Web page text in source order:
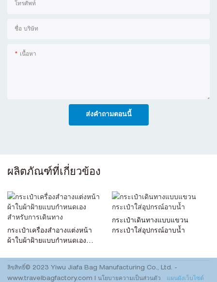
โทรศัพท์
ชื่อ บริษัท
เนื้อหา
ส่งคำถามตอนนี้
ผลิตภัณฑ์ที่เกี่ยวข้อง
กระเป๋าเครื่องสำอางแต่งหน้า
ผ้าใบผ้าฝ้ายแบบกำหนดเอง
กระเป๋าเดินทางแบบแขวน
กระเป๋าใส่อุปกรณ์อาบน้ำ
ลิขสิทธิ์© 2023 Yiwu Jiafa Bag Manufacturing Co., Ltd. -
www.travelbagfactory.com
นโยบายความเป็นส่วนตัว แผนผังเว็บไซต์